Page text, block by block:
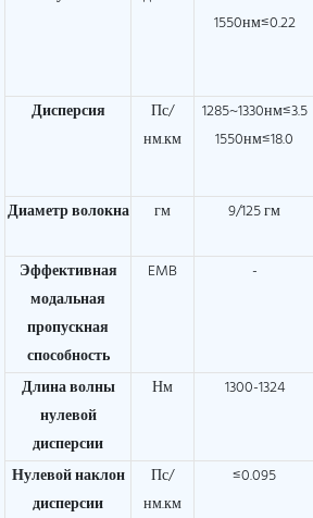
1550нм≤0.22
Дисперсия
Пс/
нм.км
1285~1330нм≤3.5
1550нм≤18.0
Диаметр волокна гм 9/125 гм
Эффективная
модальная
пропускная
способность
EMB -
Длина волны
нулевой
дисперсии
Нм 1300-1324
Нулевой наклон
дисперсии
Пс/
нм.км
≤0.095